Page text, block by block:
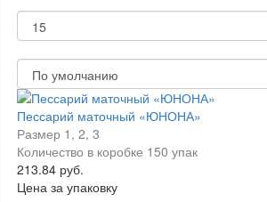
Пессарий маточный «ЮНОНА»
Размер 1, 2, 3
Количество в коробке 150 упак
213.84 руб.
Цена за упаковку